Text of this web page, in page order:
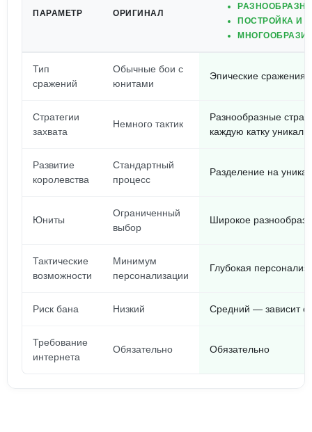
ПАРАМЕТР ОРИГИНАЛ
ПОСТРОЙКА И
Тип
сражений
Обычные бои с
юнитами
Эпические сражения
Стратегии
захвата
Немного тактик
Разнообразные
каждую катку
Развитие
королевства
Стандартный
процесс
Разделение на
Юниты
Ограниченный
выбор
Широкое
Тактические
возможности
Минимум
персонализации
Глубокая
Риск бана Низкий Средний — зависит
Требование
интернета
Обязательно Обязательно